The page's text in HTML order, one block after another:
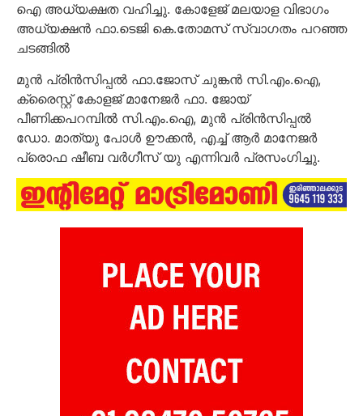
ഐ അധ്യക്ഷത വഹിച്ചു. കോളേജ് മലയാള വിഭാഗം
അധ്യക്ഷൻ ഫാ.ടെജി കെ.തോമസ് സ്വാഗതം പറഞ്ഞ
ചടങ്ങിൽ
മുൻ പ്രിൻസിപ്പൽ ഫാ.ജോസ് ചുങ്കൻ സി.എം.ഐ,
ക്രൈസ്റ്റ് കോളജ് മാനേജർ ഫാ. ജോയ്
പീണിക്കപറമ്പിൽ സി.എം.ഐ, മുൻ പ്രിൻസിപ്പൽ
ഡോ. മാത്യു പോൾ ഊക്കൻ, എച്ച് ആർ മാനേജർ
പ്രൊഫ ഷീബ വർഗീസ് യു എന്നിവർ പ്രസംഗിച്ചു.